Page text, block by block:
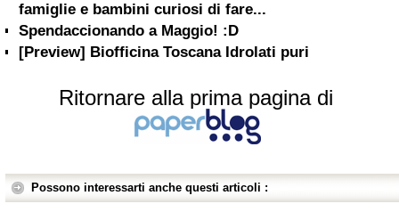
famiglie e bambini curiosi di fare...
Spendaccionando a Maggio! :D
[Preview] Biofficina Toscana Idrolati puri
Ritornare alla prima pagina di
Possono interessarti anche questi articoli :